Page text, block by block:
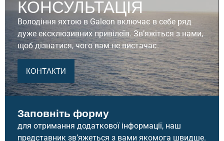
Салони оснащені сучасними меблями, а також
кухнями, санвузлами та каютами для
комфортного перебування на борту.
Технології:Моторні яхти Galeon оснащені
передовими навігаційними системами, які
забезпечують безпечне і комфортне керування
судном. Яхти також можуть бути обладнані
сучасними системами стабілізації, що зменшують
Продуктивність:Яхти Galeon відомі своєю
потужністю та маневреністю. Завдяки
КОНСУЛЬТАЦІЯ
Володіння яхтою в Galeon включає в себе ряд
дуже ексклюзивних привілеїв. Зв’яжіться з нами,
щоб дізнатися, чого вам не вистачає.
КОНТАКТИ
Заповніть форму
для отримання додаткової інформації, наш
представник зв’яжеться з вами якомога швидше.